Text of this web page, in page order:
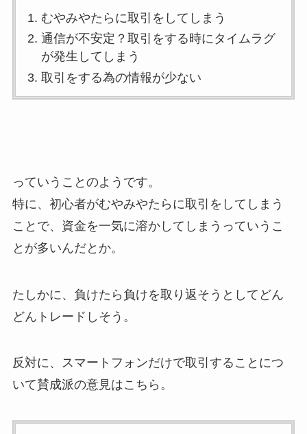
むやみやたらに取引をしてしまう
通信が不安定？取引をする時にタイムラグ
が発生してしまう
取引をする為の情報が少ない
っていうことのようです。
特に、初心者がむやみやたらに取引をしてしまう
ことで、資金を一気に溶かしてしまうっていうこ
とが多いんだとか。
たしかに、負けたら負けを取り返そうとしてどん
どんトレードしそう。
反対に、スマートフォンだけで取引することにつ
いて賛成派の意見はこちら。